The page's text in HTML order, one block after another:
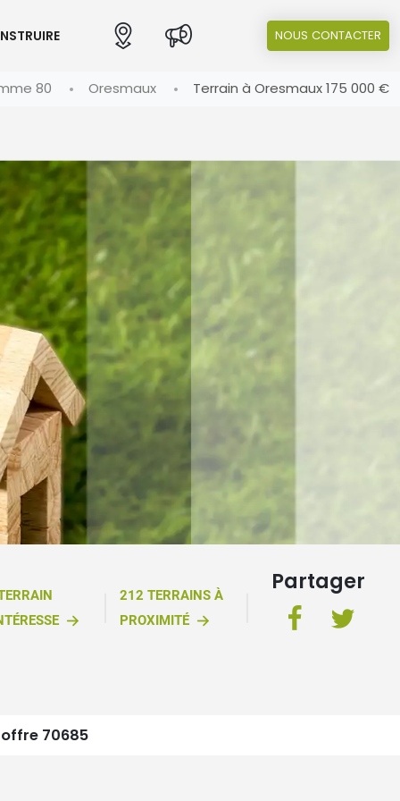
NOUS CONTACTER
80 Oresmaux Terrain à Oresmaux 175 000 €
212 TERRAINS À
PROXIMITÉ
Partager
offre 70685